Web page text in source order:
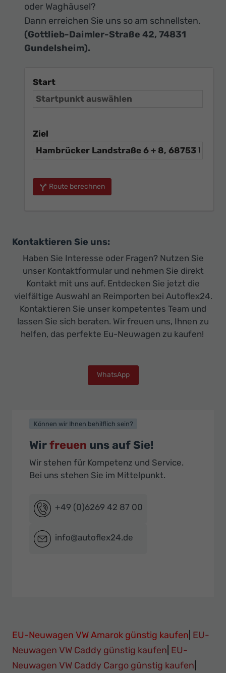
oder Waghäusel?
Dann erreichen Sie uns so am schnellsten.
(Gottlieb-Daimler-Straße 42, 74831
Gundelsheim).
Start
Ziel
Route berechnen
Kontaktieren Sie uns:
Haben Sie Interesse oder Fragen? Nutzen Sie
unser Kontaktformular und nehmen Sie direkt
Kontakt mit uns auf. Entdecken Sie jetzt die
vielfältige Auswahl an Reimporten bei Autoflex24.
Kontaktieren Sie unser kompetentes Team und
lassen Sie sich beraten. Wir freuen uns, Ihnen zu
helfen, das perfekte Eu-Neuwagen zu kaufen!
WhatsApp
Können wir Ihnen behilflich sein?
Wirfreuen uns auf Sie!
Wir stehen für Kompetenz und Service.
Bei uns stehen Sie im Mittelpunkt.
+49 (0)6269 42 87 00
info@autoflex24.de
EU-Neuwagen VW Amarok günstig kaufen EU-
Neuwagen VW Caddy günstig kaufen EU-
Neuwagen VW Caddy Cargo günstig kaufen